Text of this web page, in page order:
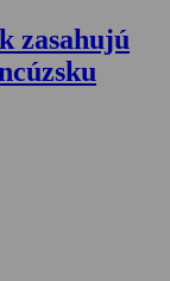
zasahujú